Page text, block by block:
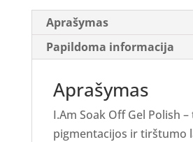
Aprašymas
Papildoma informacija
Aprašymas
I.Am Soak Off Gel Polish
pigmentacijos ir tirštumo